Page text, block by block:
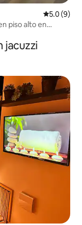
5.0 (9)
piso alto en
jacuzzi